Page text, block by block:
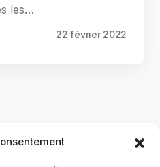
les…
22 février 2022